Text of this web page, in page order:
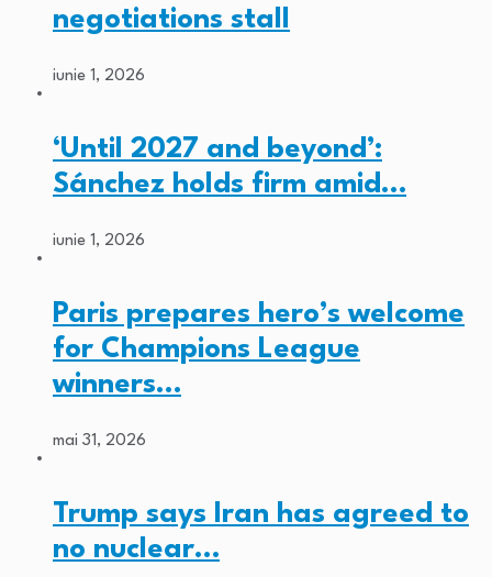
negotiations stall
iunie 1, 2026
‘Until 2027 and beyond’:
Sánchez holds firm amid…
iunie 1, 2026
Paris prepares hero’s welcome
for Champions League
winners…
mai 31, 2026
Trump says Iran has agreed to
no nuclear…